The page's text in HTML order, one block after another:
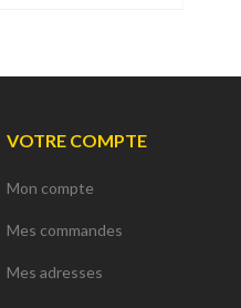
VOTRE COMPTE
Mon compte
Mes commandes
Mes adresses